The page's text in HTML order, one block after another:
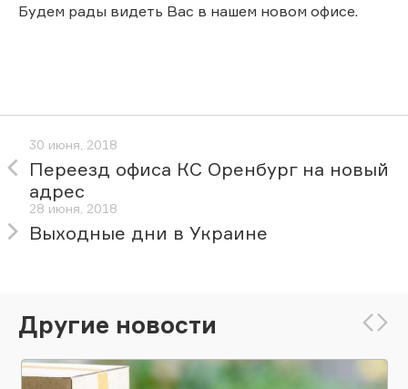
Будем рады видеть Вас в нашем новом офисе.
30 июня, 2018
Переезд офиса КС Оренбург на новый
адрес
28 июня, 2018
Выходные дни в Украине
Другие новости